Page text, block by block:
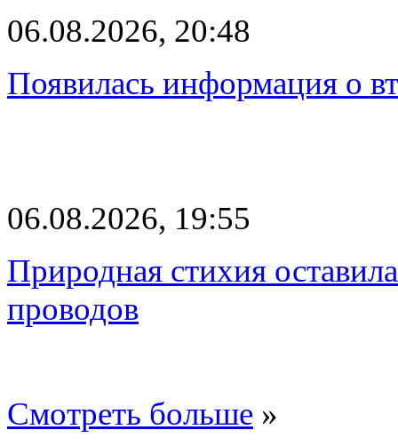
06.08.2026, 20:48
Появилась информация о
06.08.2026, 19:55
Природная стихия
проводов
Смотреть больше »